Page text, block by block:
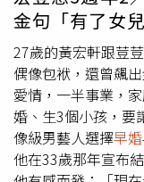
生軌跡的極端寫照
中，如此情況的確
輕祖父母的現象則
據，中國女性的平
奶的經歷形成鮮明
輕的婆婆，也是讓
僅細心照顧孫子，
論教育理念，遇到
金句「有了女
27歲的黃宏軒跟荳
偶像包袱，還曾飆
愛情，一半事業，
婚、生3個小孩，要
像級男藝人選擇早婚
他在33歲那年宣布